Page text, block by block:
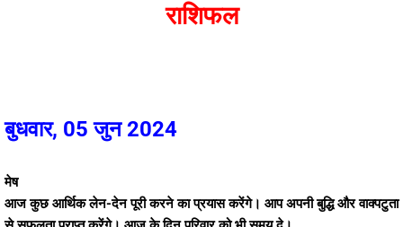
राशिफल
बुधवार, 05 जुन 2024
मेष
आज कुछ आर्थिक लेन-देन पूरी करने का प्रयास करेंगे। आप अपनी बुद्धि और वाक्पटुता